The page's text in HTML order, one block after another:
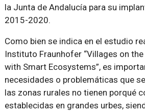
la Junta de Andalucía para su
2015-2020.
Como bien se indica en el estudio
Instituto Fraunhofer “Villages on
with Smart Ecosystems”, es
necesidades o problemáticas que
las zonas rurales no tienen porqué
establecidas en grandes urbes,